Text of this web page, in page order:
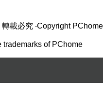
轉載必究 ‧Copyright PChome
trademarks of PChome